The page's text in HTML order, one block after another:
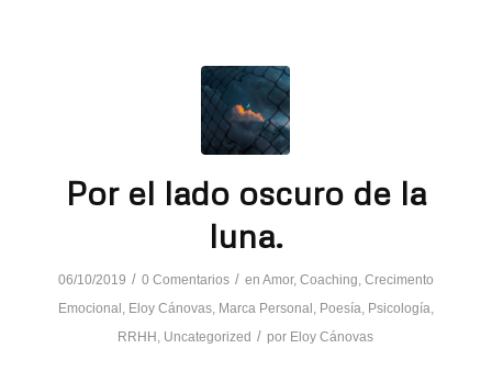
Por el lado oscuro de la
luna.
06/10/2019 / 0 Comentarios / en Amor, Coaching, Crecimento
Emocional , Eloy Cánovas, Marca Personal , Poesía, Psicología,
RRHH , Uncategorized / por Eloy Cánovas